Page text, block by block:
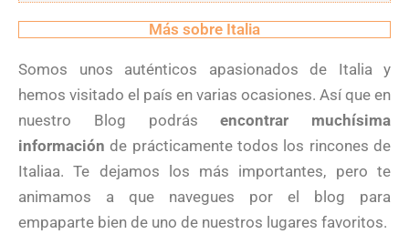
Más sobre Italia
Somos unos auténticos apasionados de Italia y
hemos visitado el país en varias ocasiones. Así que en
nuestro Blog podrásencontrar muchísima
información de prácticamente todos los rincones de
Italiaa. Te dejamos los más importantes, pero te
animamos a que navegues por el blog para
empaparte bien de uno de nuestros lugares favoritos.